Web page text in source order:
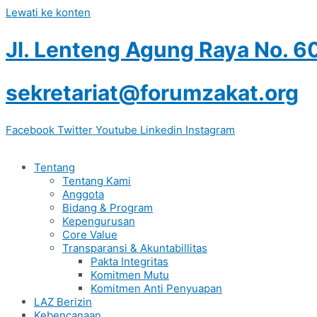
Lewati ke konten
Jl. Lenteng Agung Raya No.
sekretariat@forumzakat.org
Facebook Twitter Youtube Linkedin Instagram
Tentang
Tentang Kami
Anggota
Bidang & Program
Kepengurusan
Core Value
Transparansi & Akuntabillitas
Pakta Integritas
Komitmen Mutu
Komitmen Anti Penyuapan
LAZ Berizin